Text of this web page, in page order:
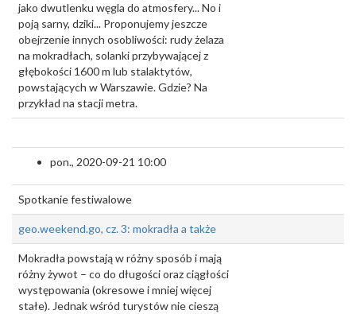
jako dwutlenku węgla do atmosfery... No i
poją sarny, dziki... Proponujemy jeszcze
obejrzenie innych osobliwości: rudy żelaza
na mokradłach, solanki przybywającej z
głębokości 1600 m lub stalaktytów,
powstających w Warszawie. Gdzie? Na
przykład na stacji metra.
pon., 2020-09-21 10:00
Spotkanie festiwalowe
geo.weekend.go, cz. 3: mokradła a także
Mokradła powstają w różny sposób i mają
różny żywot – co do długości oraz ciągłości
występowania (okresowe i mniej więcej
stałe). Jednak wśród turystów nie cieszą